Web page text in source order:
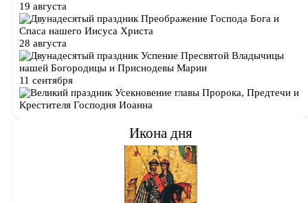
19 августа
Преображение Господа Бога и
Спаса нашего Иисуса Христа
28 августа
Успение Пресвятой Владычицы
нашей Богородицы и Приснодевы Марии
11 сентября
Усекновение главы Пророка, Предтечи и
Крестителя Господня Иоанна
Икона дня